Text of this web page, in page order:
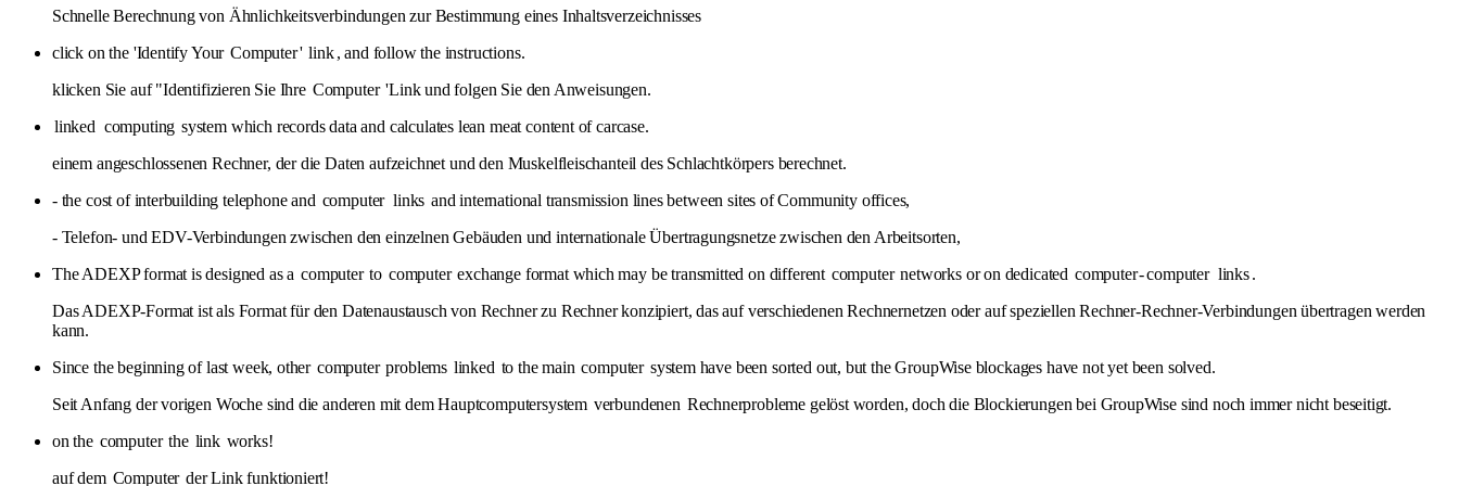
Schnelle Berechnung von Ähnlichkeitsverbindungen zur Bestimmung eines Inhaltsverzeichnisses
click on the 'Identify Your Computer' link, and follow the instructions.
klicken Sie auf "Identifizieren Sie Ihre Computer 'Link und folgen Sie den Anweisungen.
linked computing system which records data and calculates lean meat content of carcase.
einem angeschlossenen Rechner, der die Daten aufzeichnet und den Muskelfleischanteil des Schlachtkörpers berechnet.
- the cost of interbuilding telephone and computer links and international transmission lines between sites of Community offices,
- Telefon- und EDV-Verbindungen zwischen den einzelnen Gebäuden und internationale Übertragungsnetze zwischen den Arbeitsorten,
The ADEXP format is designed as a computer to computer exchange format which may be transmitted on different computer networks or on dedicated computer-computer links.
Das ADEXP-Format ist als Format für den Datenaustausch von Rechner zu Rechner konzipiert, das auf verschiedenen Rechnernetzen oder auf speziellen Rechner-Rechner-Verbindungen übertragen werden
kann.
Since the beginning of last week, other computer problems linked to the main computer system have been sorted out, but the GroupWise blockages have not yet been solved.
Seit Anfang der vorigen Woche sind die anderen mit dem Hauptcomputersystem verbundenen Rechnerprobleme gelöst worden, doch die Blockierungen bei GroupWise sind noch immer nicht beseitigt.
on the computer the link works!
auf dem Computer der Link funktioniert!